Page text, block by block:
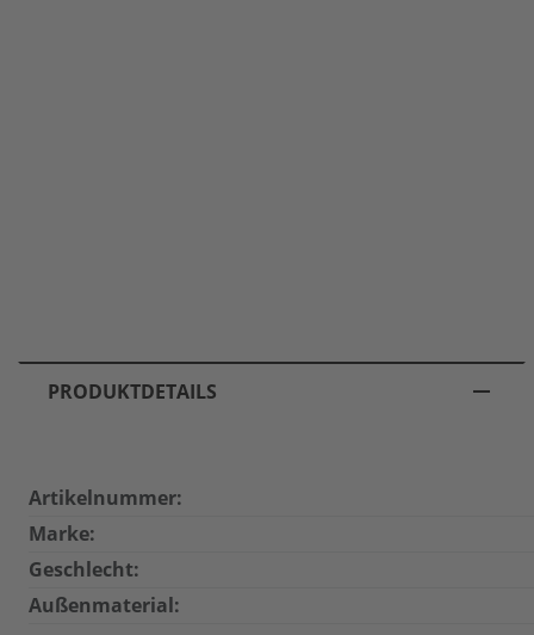
PRODUKTDETAILS
Artikelnummer:
Marke:
Geschlecht:
Außenmaterial: